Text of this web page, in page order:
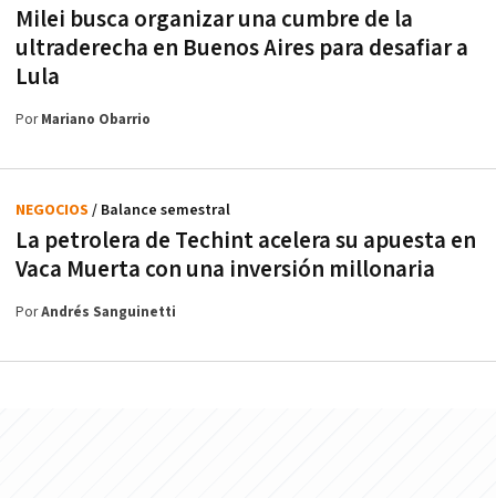
Milei busca organizar una cumbre de la
ultraderecha en Buenos Aires para desafiar a
Lula
PorMariano Obarrio
La petrolera de Techint acelera su apuesta en
Vaca Muerta con una inversión millonaria
NEGOCIOS / Balance semestral
PorAndrés Sanguinetti